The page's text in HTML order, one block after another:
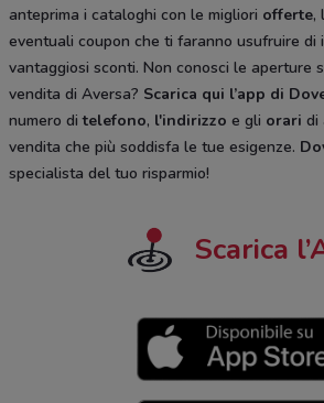
anteprima i cataloghi con le migliori offerte,
eventuali coupon che ti faranno usufruire di
vantaggiosi sconti. Non conosci le aperture
vendita di Aversa? Scarica qui l’app di
numero ditelefono, l'indirizzo e gli orari di
vendita che più soddisfa le tue esigenze.
specialista del tuo risparmio!
Scarica